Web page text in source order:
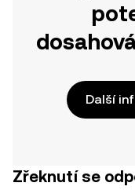
Další
Zřeknutí se